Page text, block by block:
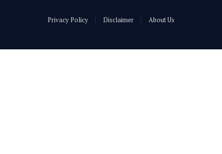
Privacy Policy Disclaimer About Us